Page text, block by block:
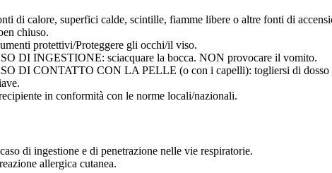
di calore, superfici calde, scintille, fiamme libere o altre fonti di
chiuso.
protettivi/Proteggere gli occhi/il viso.
DI INGESTIONE: sciacquare la bocca. NON provocare il vomito.
DI CONTATTO CON LA PELLE (o con i capelli): togliersi di dosso
in conformità con le norme locali/nazionali.
di ingestione e di penetrazione nelle vie respiratorie.
allergica cutanea.